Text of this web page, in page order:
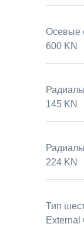
Осевые
600 KN
145 KN
224 KN
Тип
External